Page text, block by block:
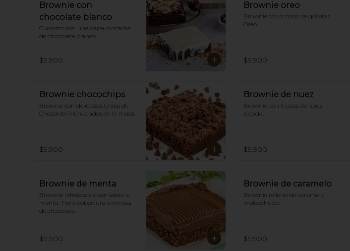
Brownie con
chocolate blanco
Cubierto con una capa crocante
de chocolate blanco.
$9.900
Brownie oreo
Brownie con trozos de galletas
Oreo.
$9.900
Brownie chocochips
Brownie con deliciosos Chips de
Chocolate incrustados en la masa.
$9.900
Brownie de nuez
Brownie con trozos de nuez
picada.
$9.900
Brownie de menta
Brownie refrescante con sabor a
menta. Tiene cobertura cremosa
de chocolate.
$9.900
Brownie de caramelo
Brownie relleno de caramelo
melcochudo.
$9.900